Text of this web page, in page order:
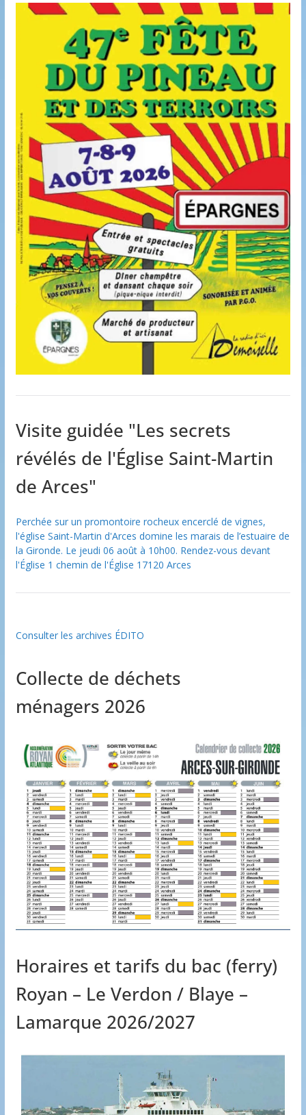
Visite guidée "Les secrets
révélés de l'Église Saint-Martin
de Arces"
Perchée sur un promontoire rocheux encerclé de vignes,
l'église Saint-Martin d'Arces domine les marais de l’estuaire de
la Gironde. Le jeudi 06 août à 10h00. Rendez-vous devant
l'Église 1 chemin de l'Église 17120 Arces
Consulter les archives ÉDITO
Collecte de déchets
ménagers 2026
Horaires et tarifs du bac (ferry)
Royan – Le Verdon / Blaye –
Lamarque 2026/2027